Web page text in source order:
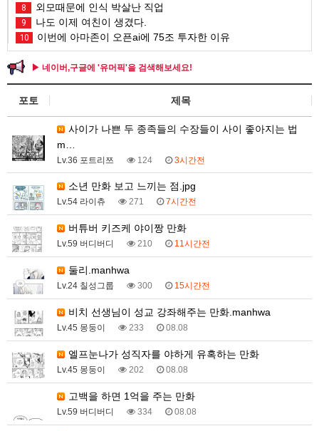
8 외모때문에 인식 박살난 직업
9 나도 이제 여친이 생겼다.
10 이번에 아마존이 오픈ai에 75조 투자한 이유
▶ 네이버,구글에 '유머픽'을 검색해보세요!
포토 제목
m…
Lv.36 포트리쯔 124 3시간전
소년 만화 보고 느끼는 점.jpg
Lv.54 라이츄 271 7시간전
버튜버 키즈케 야이짱 만화
Lv.59 버디버디 210 11시간전
둘리.manhwa
Lv.24 칠성그룹 300 15시간전
비치 선생님이 성교 강좌해주는 만화.manhwa
Lv.45 몽둥이 233 08.08
엘프눈나가 성직자를 야하게 유혹하는 만화
Lv.45 몽둥이 202 08.08
고백을 하면 1억을 주는 만화
Lv.59 버디버디 334 08.08